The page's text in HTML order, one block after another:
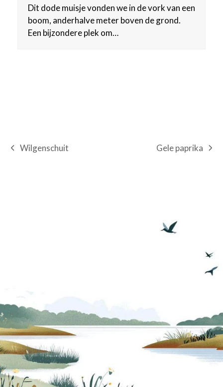
Dit dode muisje vonden we in de vork van een
boom, anderhalve meter boven de grond.
Een bijzondere plek om…
previous
Wilgenschuit
next
Gele paprika